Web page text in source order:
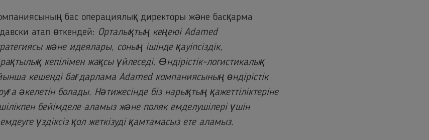
бас операциялық директоры және басқарма
атап өткендей: Орталықтың кеңеюі Adamed
және идеялары, соның ішінде қауіпсіздік,
кепілімен жақсы үйлеседі. Өндірістік-логистикалық
кешенді бағдарлама Adamed компаниясының өндірістік
әкелетін болады. Нәтижесінде біз нарықтың қажеттіліктеріне
бейімделе аламыз және поляк емделушілері үшін
үздіксіз қол жеткізуді қамтамасыз ете аламыз.